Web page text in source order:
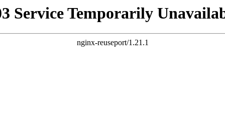
Service Temporarily
nginx-reuseport/1.21.1